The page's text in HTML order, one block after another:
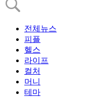
전체뉴스
피플
헬스
라이프
컬처
머니
테마